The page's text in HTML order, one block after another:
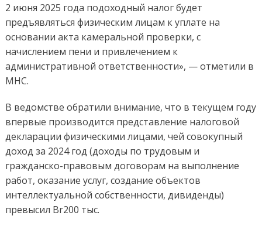
2 июня 2025 года подоходный налог будет
предъявляться физическим лицам к уплате на
основании акта камеральной проверки, с
начислением пени и привлечением к
административной ответственности», — отметили в
МНС.
В ведомстве обратили внимание, что в текущем году
впервые производится представление налоговой
декларации физическими лицами, чей совокупный
доход за 2024 год (доходы по трудовым и
гражданско-правовым договорам на выполнение
работ, оказание услуг, создание объектов
интеллектуальной собственности, дивиденды)
превысил Br200 тыс.